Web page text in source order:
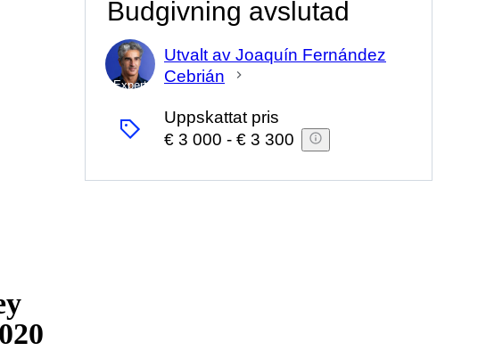
Budgivning avslutad
Expert
Utvalt av Joaquín Fernández
Cebrián
Uppskattat pris
€ 3 000 - € 3 300